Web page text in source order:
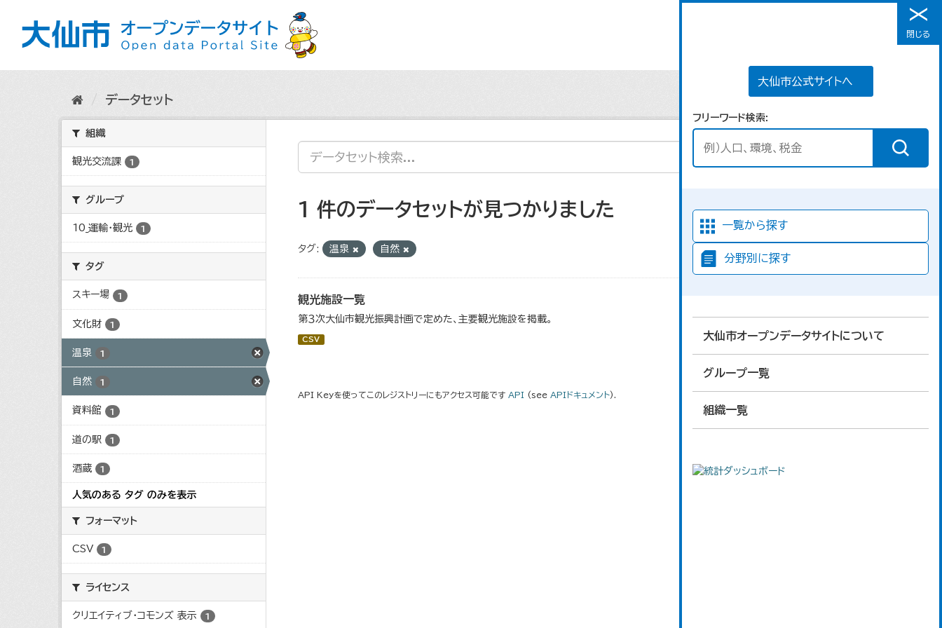
メニュー
大仙市公式サイトへ
フリーワード検索
一覧から探す
分野別に探す
大仙市オープンデータサイトについて
グループ一覧
組織一覧
閉じる
データセット
組織
観光交流課 1
グループ
10_運輸・観光 1
タグ
スキー場 1
文化財 1
温泉 1
自然 1
資料館 1
道の駅 1
酒蔵 1
人気のある タグ のみを表示
フォーマット
CSV 1
ライセンス
クリエイティブ・コモンズ 表示 1
1 件のデータセットが見つかりました
タグ: 温泉 自然
観光施設一覧
第３次大仙市観光振興計画で定めた、主要観光施設を掲載。
CSV
API Keyを使ってこのレジストリーにもアクセス可能です API (see APIドキュメント).